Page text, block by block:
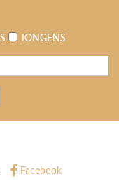
JONGENS
Facebook